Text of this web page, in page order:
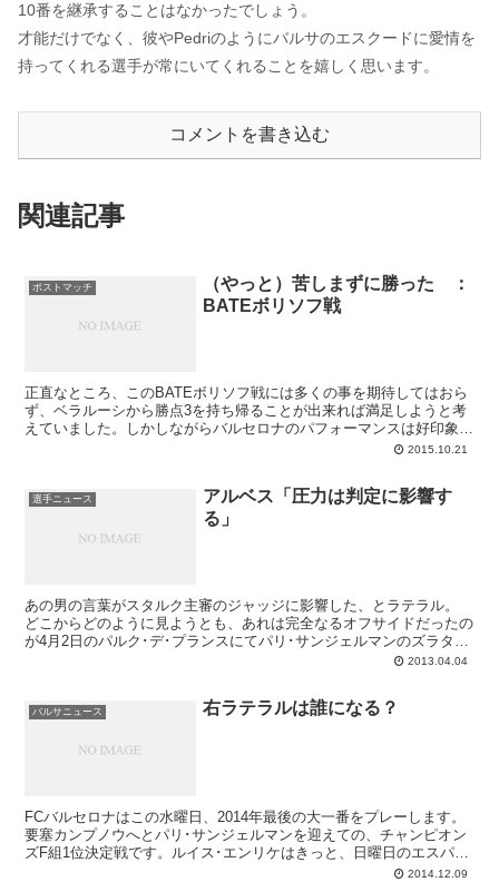
10番を継承することはなかったでしょう。
才能だけでなく、彼やPedriのようにバルサのエスクードに愛情を
持ってくれる選手が常にいてくれることを嬉しく思います。
コメントを書き込む
関連記事
ポストマッチ
（やっと）苦しまずに勝った ：
BATEボリソフ戦
正直なところ、このBATEボリソフ戦には多くの事を期待してはおら
ず、ベラルーシから勝点3を持ち帰ることが出来れば満足しようと考
えていました。しかしながらバルセロナのパフォーマンスは好印象を
与えるもので、BATEが三冠王者に対してあまりに敬意を示しすぎて
果的な崩しが少ない、シュートの精度がいまひとつなどの改善点はあ
るのですが、プレーに対する選手たちの真摯さや一丸となったハード
ワークは今後の指針となりそうです。復調のきっかけになるかもしれ
ない、そんな手応えのある試合でした。
2015.10.21
選手ニュース
アルベス「圧力は判定に影響す
る」
あの男の言葉がスタルク主審のジャッジに影響した、とラテラル。
どこからどのように見ようとも、あれは完全なるオフサイドだったの
が4月2日のパルク･デ･プランスにてパリ･サンジェルマンのズラタ
2013.04.04
バルサニュース 右ラテラルは誰になる？
FCバルセロナはこの水曜日、2014年最後の大一番をプレーします。
要塞カンプノウへとパリ･サンジェルマンを迎えての、チャンピオン
ズF組1位決定戦です。ルイス･エンリケはきっと、日曜日のエスパニ
ョール戦に微修正を加えた先発メンバーでこの対決に挑むでしょう。
2014.12.09